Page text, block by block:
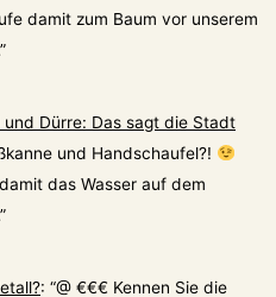
damit zum Baum vor unserem
”
und Dürre: Das sagt die Stadt
und Handschaufel?!
das Wasser auf dem
”
: “@ €€€ Kennen Sie die